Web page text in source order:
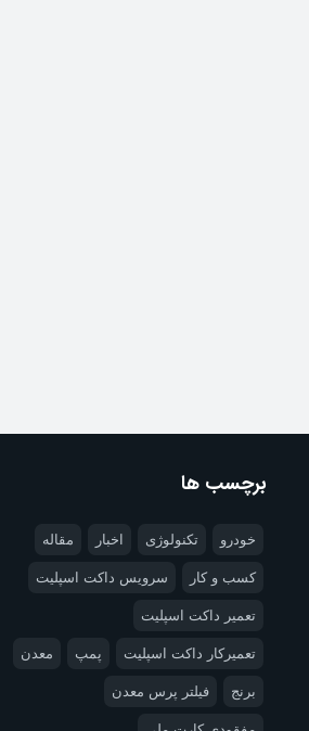
برچسب ها
خودرو تکنولوژی اخبار مقاله
کسب و کار سرویس داکت اسپلیت
تعمیر داکت اسپلیت
تعمیرکار داکت اسپلیت پمپ معدن
برنج فیلتر پرس معدن